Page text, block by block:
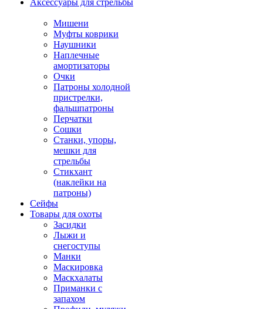
Аксессуары для стрельбы
Мишени
Муфты коврики
Наушники
Наплечные
амортизаторы
Очки
Патроны холодной
пристрелки,
фальшпатроны
Перчатки
Сошки
Станки, упоры,
мешки для
стрельбы
Стикхант
(наклейки на
патроны)
Сейфы
Товары для охоты
Засидки
Лыжи и
снегоступы
Манки
Маскировка
Маскхалаты
Приманки с
запахом